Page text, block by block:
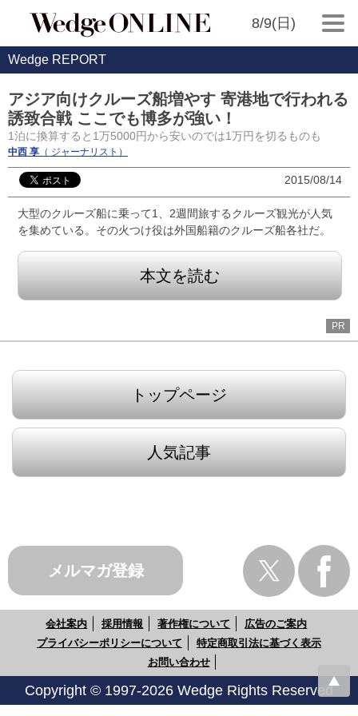
8/9(日)
Wedge REPORT
アジア向けクルーズ船増やす 寄港地で行われる
誘致合戦 ここでも博多が強い！
1泊に換算すると1万5000円から安いのでは1万円を切るものも
中西 享 （ ジャーナリスト）
2015/08/14
大型のクルーズ船に乗って1、2週間旅するクルーズ観光が人気
を集めている。その火つけ役は外国船籍のクルーズ船各社だ。
本文を読む
PR
トップページ
人気記事
メルマガ登録
会社案内 採用情報 著作権について
広告のご案内
プライバシーポリシーについて
特定商取引法に基づく表示
お問い合わせ
Copyright © 1997-2026 Wedge Rights Reserved